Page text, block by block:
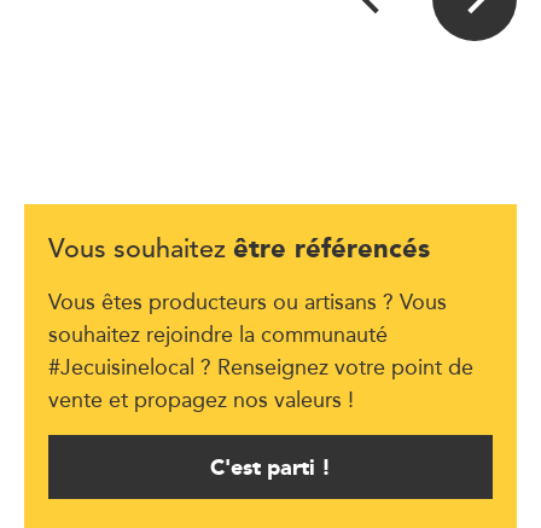
Vous souhaitez être référencés
Vous êtes producteurs ou artisans ? Vous
souhaitez rejoindre la communauté
#Jecuisinelocal ? Renseignez votre point de
vente et propagez nos valeurs !
C'est parti !